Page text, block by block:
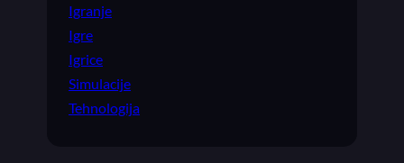
Igranje
Igre
Igrice
Simulacije
Tehnologija